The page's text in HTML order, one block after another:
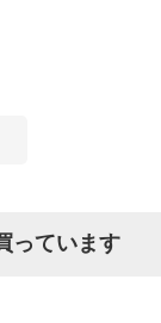
っています